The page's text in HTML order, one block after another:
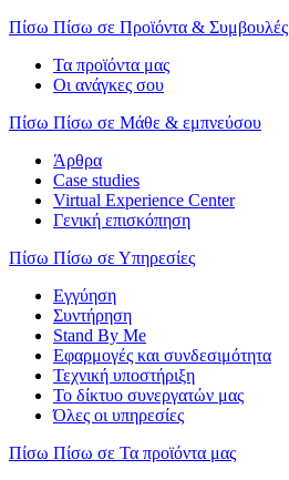
Πίσω Πίσω σε Προϊόντα & Συμβουλές
Τα προϊόντα μας
Οι ανάγκες σου
Πίσω Πίσω σε Μάθε & εμπνεύσου
Άρθρα
Case studies
Virtual Experience Center
Γενική επισκόπηση
Πίσω Πίσω σε Υπηρεσίες
Εγγύηση
Συντήρηση
Stand By Me
Εφαρμογές και συνδεσιμότητα
Τεχνική υποστήριξη
Το δίκτυο συνεργατών μας
Όλες οι υπηρεσίες
Πίσω Πίσω σε Τα προϊόντα μας